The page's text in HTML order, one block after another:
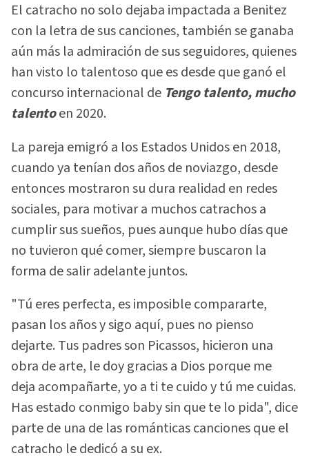
El catracho no solo dejaba impactada a Benitez
con la letra de sus canciones, también se ganaba
aún más la admiración de sus seguidores, quienes
han visto lo talentoso que es desde que ganó el
concurso internacional de Tengo talento, mucho
talentoen 2020.
La pareja emigró a los Estados Unidos en 2018,
cuando ya tenían dos años de noviazgo, desde
entonces mostraron su dura realidad en redes
sociales, para motivar a muchos catrachos a
cumplir sus sueños, pues aunque hubo días que
no tuvieron qué comer, siempre buscaron la
forma de salir adelante juntos.
"Tú eres perfecta, es imposible compararte,
pasan los años y sigo aquí, pues no pienso
dejarte. Tus padres son Picassos, hicieron una
obra de arte, le doy gracias a Dios porque me
deja acompañarte, yo a ti te cuido y tú me cuidas.
Has estado conmigo baby sin que te lo pida", dice
parte de una de las románticas canciones que el
catracho le dedicó a su ex.